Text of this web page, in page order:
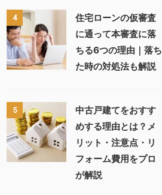
4
住宅ローンの仮審査
に通って本審査に落
ちる6つの理由｜落ち
た時の対処法も解説
5
中古戸建てをおすす
めする理由とは？メ
リット・注意点・リ
フォーム費用をプロ
が解説